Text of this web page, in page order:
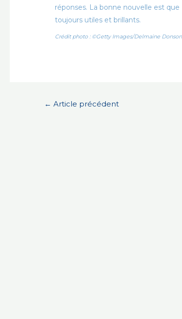
réponses. La bonne nouvelle est
toujours utiles et brillants.
Crédit photo : ©Getty Images/Delmaine Donson
Navigation
← Article précédent